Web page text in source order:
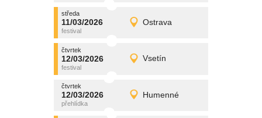
středa
11/03/2026 Ostrava
středa
11/03/2026 Detail
promítání
čtvrtek
12/03/2026 Vsetín
čtvrtek
12/03/2026 Detail
promítání
čtvrtek
12/03/2026 Humenné
čtvrtek
12/03/2026 Detail
promítání